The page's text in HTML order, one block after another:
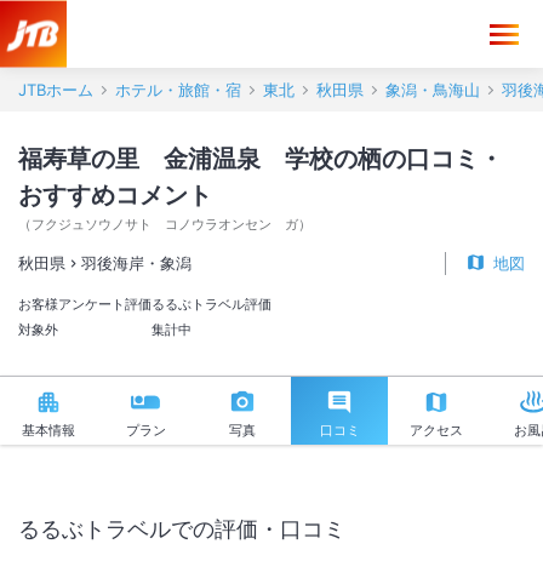
JTBホーム ホテル・旅館・宿 東北 秋田県 象潟・鳥海山 羽後
福寿草の里 金浦温泉 学校の栖の口コミ・
おすすめコメント
（ フクジュソウノサト コノウラオンセン ガ）
秋田県 羽後海岸・象潟 地図
お客様アンケート評価
対象外
るるぶトラベル評価
集計中
基本情報 プラン 写真 口コミ アクセス お
るるぶトラベルでの評価・口コミ